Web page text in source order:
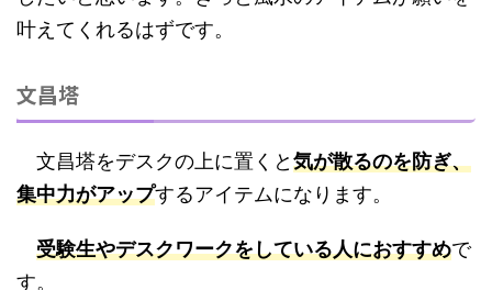
叶えてくれるはずです。
文昌塔
文昌塔をデスクの上に置くと気が散るのを防ぎ、
集中力がアップするアイテムになります。
受験生やデスクワークをしている人におすすめで
す。